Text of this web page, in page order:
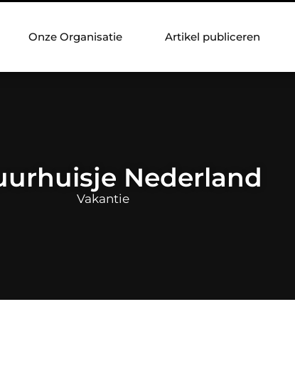
Onze Organisatie Artikel publiceren
Nederland
Vakantie